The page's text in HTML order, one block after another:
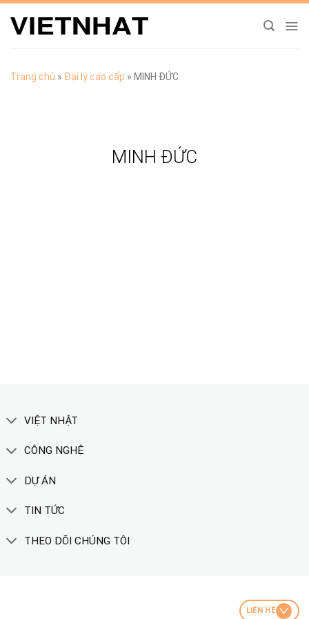
Chuyển
đến
Trang chủ » Đại lý cao cấp » MINH ĐỨC
MINH ĐỨC
VIỆT NHẬT
CÔNG NGHỆ
DỰ ÁN
TIN TỨC
THEO DÕI CHÚNG TÔI
LIÊN HỆ